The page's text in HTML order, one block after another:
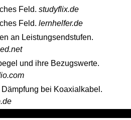
Feld. studyflix.de
Feld. lernhelfer.de
an Leistungsendstufen.
und ihre Bezugswerte.
Dämpfung bei Koaxialkabel.